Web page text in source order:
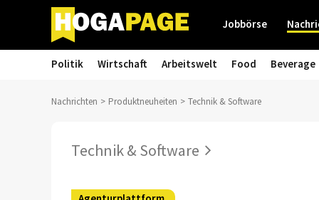
Jobbörse
Politik Wirtschaft Arbeitswelt Food Beverage
Nachrichten Produktneuheiten Technik & Software
Technik & Software